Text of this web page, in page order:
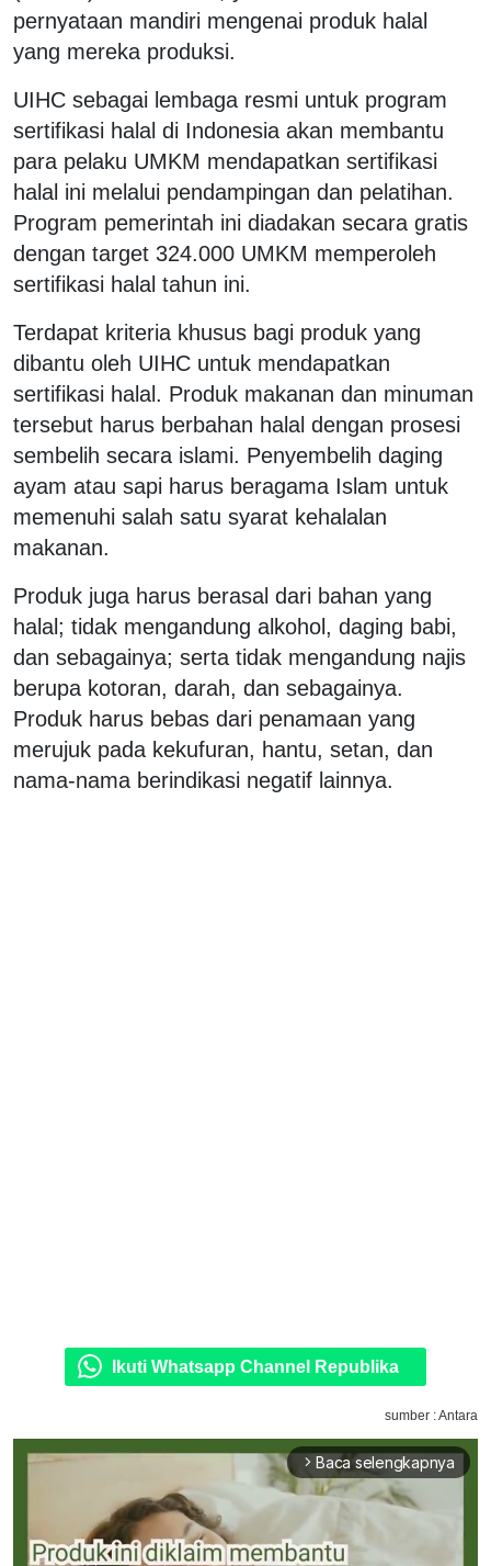
pernyataan mandiri mengenai produk halal
yang mereka produksi.
UIHC sebagai lembaga resmi untuk program
sertifikasi halal di Indonesia akan membantu
para pelaku UMKM mendapatkan sertifikasi
halal ini melalui pendampingan dan pelatihan.
Program pemerintah ini diadakan secara gratis
dengan target 324.000 UMKM memperoleh
sertifikasi halal tahun ini.
Terdapat kriteria khusus bagi produk yang
dibantu oleh UIHC untuk mendapatkan
sertifikasi halal. Produk makanan dan minuman
tersebut harus berbahan halal dengan prosesi
sembelih secara islami. Penyembelih daging
ayam atau sapi harus beragama Islam untuk
memenuhi salah satu syarat kehalalan
makanan.
Produk juga harus berasal dari bahan yang
halal; tidak mengandung alkohol, daging babi,
dan sebagainya; serta tidak mengandung najis
berupa kotoran, darah, dan sebagainya.
Produk harus bebas dari penamaan yang
merujuk pada kekufuran, hantu, setan, dan
nama-nama berindikasi negatif lainnya.
Ikuti Whatsapp Channel Republika
sumber : Antara
arrow_forward_ios Baca selengkapnya